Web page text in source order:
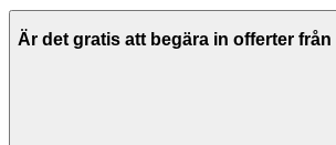
Är det gratis att begära in offerter